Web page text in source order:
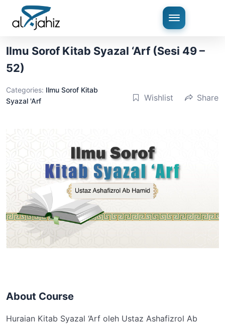
Ilmu Sorof Kitab Syazal ‘Arf (Sesi 49 –
52)
Categories: Ilmu Sorof Kitab
Syazal 'Arf
Wishlist Share
About Course
Huraian Kitab Syazal ‘Arf oleh Ustaz Ashafizrol Ab